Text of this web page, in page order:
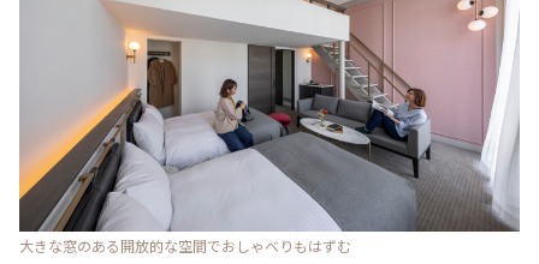
大きな窓のある開放的な空間でおしゃべりもはずむ